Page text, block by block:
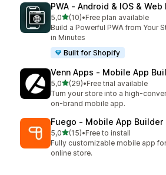
PWA ‑ Android & IOS & Web
5,0z 5 hvězd
(10)
Celkový počet recenzí: 10
•Free plan available
Build a Powerful PWA from Your
in Minutes
Built for Shopify
Venn Apps ‑ Mobile App
5,0z 5 hvězd
(29)
Celkový počet recenzí: 29
•Free trial available
Turn your store into a high-
on-brand mobile app.
Fuego ‑ Mobile App Builder
5,0z 5 hvězd
(15)
Celkový počet recenzí: 15
•Free to install
Fully customizable mobile app
online store.